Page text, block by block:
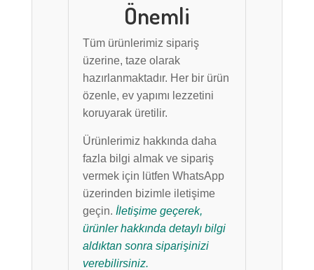
Önemli
Tüm ürünlerimiz sipariş
üzerine, taze olarak
hazırlanmaktadır. Her bir ürün
özenle, ev yapımı lezzetini
koruyarak üretilir.
Ürünlerimiz hakkında daha
fazla bilgi almak ve sipariş
vermek için lütfen WhatsApp
üzerinden bizimle iletişime
geçin.İletişime geçerek,
ürünler hakkında detaylı bilgi
aldıktan sonra siparişinizi
verebilirsiniz.